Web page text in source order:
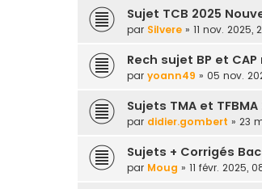
Sujet TCB 2025
par Silvere » 11 nov. 2025,
Rech sujet BP et
par yoann49 » 05 nov.
Sujets TMA et
par didier.gombert » 23
Sujets + Corrigés Bac
par Moug » 11 févr. 2025,